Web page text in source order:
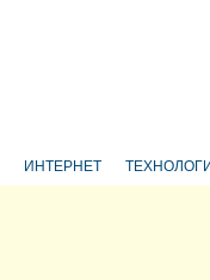
ИНТЕРНЕТ